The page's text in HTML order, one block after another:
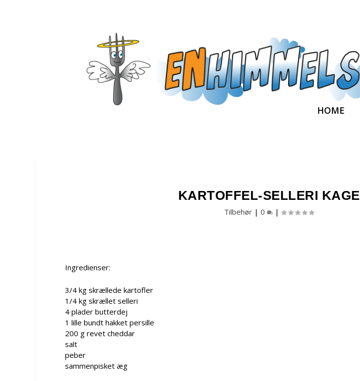
HOME
KARTOFFEL-SELLERI KAGE
Tilbehør | 0 |
Ingredienser:
3/4 kg skrællede kartofler
1/4 kg skrællet selleri
4 plader butterdej
1 lille bundt hakket persille
200 g revet cheddar
salt
peber
sammenpisket æg